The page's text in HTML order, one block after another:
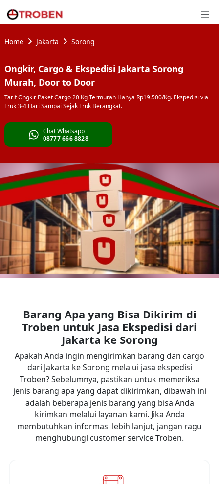
Home Jakarta Sorong
Ongkir, Cargo & Ekspedisi Jakarta Sorong
Murah, Door to Door
Tarif Ongkir Paket Cargo 20 Kg Termurah Hanya Rp19.500/Kg. Ekspedisi via
Truk 3-4 Hari Sampai Sejak Truk Berangkat.
Chat Whatsapp
08777 666 8828
Barang Apa yang Bisa Dikirim di
Troben untuk Jasa Ekspedisi dari
Jakarta ke Sorong
Apakah Anda ingin mengirimkan barang dan cargo
dari Jakarta ke Sorong melalui jasa ekspedisi
Troben? Sebelumnya, pastikan untuk memeriksa
jenis barang apa yang dapat dikirimkan, dibawah ini
adalah beberapa jenis barang yang bisa Anda
kirimkan melalui layanan kami. Jika Anda
membutuhkan informasi lebih lanjut, jangan ragu
menghubungi customer service Troben.